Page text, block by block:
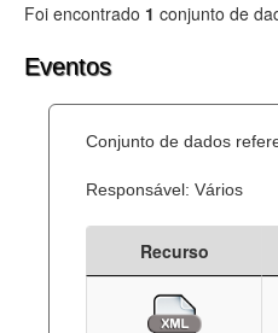
Foi encontrado 1 conjunto de
Eventos
Conjunto de dados
Responsável: Vários
Recurso